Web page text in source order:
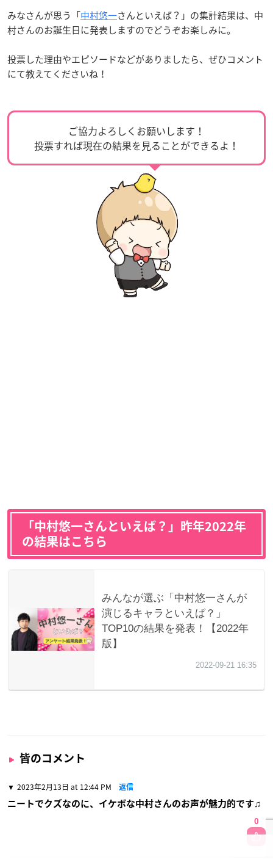
みなさんが思う「中村悠一さんといえば？」の集計結果は、中
村さんのお誕生日に発表しますのでどうぞお楽しみに。
投票した理由やエピソードなどがありましたら、ぜひコメント
にて教えてくださいね！
ご協力よろしくお願いします！
投票すれば現在の結果を見ることができるよ！
「中村悠一さんといえば？」昨年2022年
の結果はこちら
皆のコメント
2023年2月13日 at 12:44 PM 返信
ニートでクズなのに、イケボな中村さんのお声が魅力的です♫
0